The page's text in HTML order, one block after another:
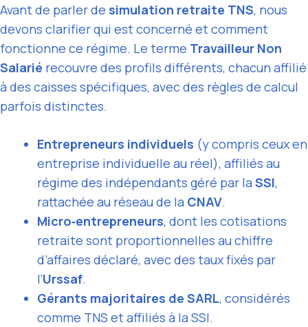
Avant de parler de simulation retraite TNS, nous
devons clarifier qui est concerné et comment
fonctionne ce régime. Le terme Travailleur Non
Salarié recouvre des profils différents, chacun affilié
à des caisses spécifiques, avec des règles de calcul
parfois distinctes.
Entrepreneurs individuels (y compris ceux en
entreprise individuelle au réel), affiliés au
régime des indépendants géré par la SSI,
rattachée au réseau de la CNAV.
Micro‑entrepreneurs, dont les cotisations
retraite sont proportionnelles au chiffre
d’affaires déclaré, avec des taux fixés par
l’Urssaf.
Gérants majoritaires de SARL, considérés
comme TNS et affiliés à la SSI.